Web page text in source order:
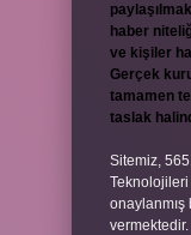
haber
ve kişiler
Gerçek
tamamen
taslak
Sitemiz,
Teknolojileri
onaylanmış